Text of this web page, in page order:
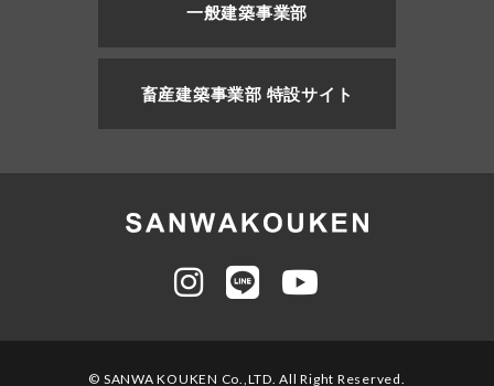
一般建築事業部
畜産建築事業部 特設サイト
© SANWA KOUKEN Co.,LTD. All Right Reserved.